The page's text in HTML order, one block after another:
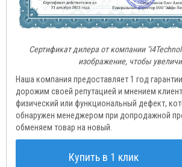
Сертификат дилера от компании
изображение, чтобы
Наша компания предоставляет 1 год
дорожим своей репутацией и мнением
физический или функциональный дефект,
обнаружен менеджером при допродажной
обменяем товар на новый.
Купить в 1 клик